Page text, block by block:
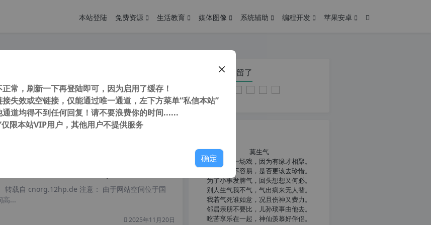
本站登陆 免费资源 生活教育 媒体图像 系统辅助 编程开发 苹果安卓
FlexSim 2022 v22.2 官方英文注册版 中文版1年后发布
转载自 cnorg.12hp.de 注意： 由于网站空间位于国
高...
转载自 cnorg.12hp.de 注意： 由于网站空间位于国
高...
2025年11月20日
您在本页停留了
莫生气
人生就像一场戏，因为有缘才相聚。
相扶到老不容易，是否更该去珍惜。
为了小事发脾气，回头想想又何必。
别人生气我不气，气出病来无人替。
我若气死谁如意，况且伤神又费力。
邻居亲朋不要比，儿孙琐事由他去。
吃苦享乐在一起，神仙羡慕好伴侣。
常，刷新一下再登陆即可，因为启用了缓存！
失效或空链接，仅能通过唯一通道，左下方菜单“私信本站”
通道均得不到任何回复！请不要浪费你的时间......
仅限本站VIP用户，其他用户不提供服务
确定